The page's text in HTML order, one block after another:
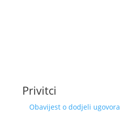
Privitci
Obavijest o dodjeli ugovora